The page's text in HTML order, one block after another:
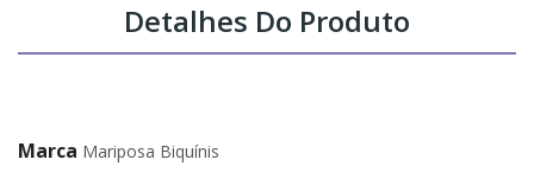
Detalhes Do Produto
Marca Mariposa Biquínis